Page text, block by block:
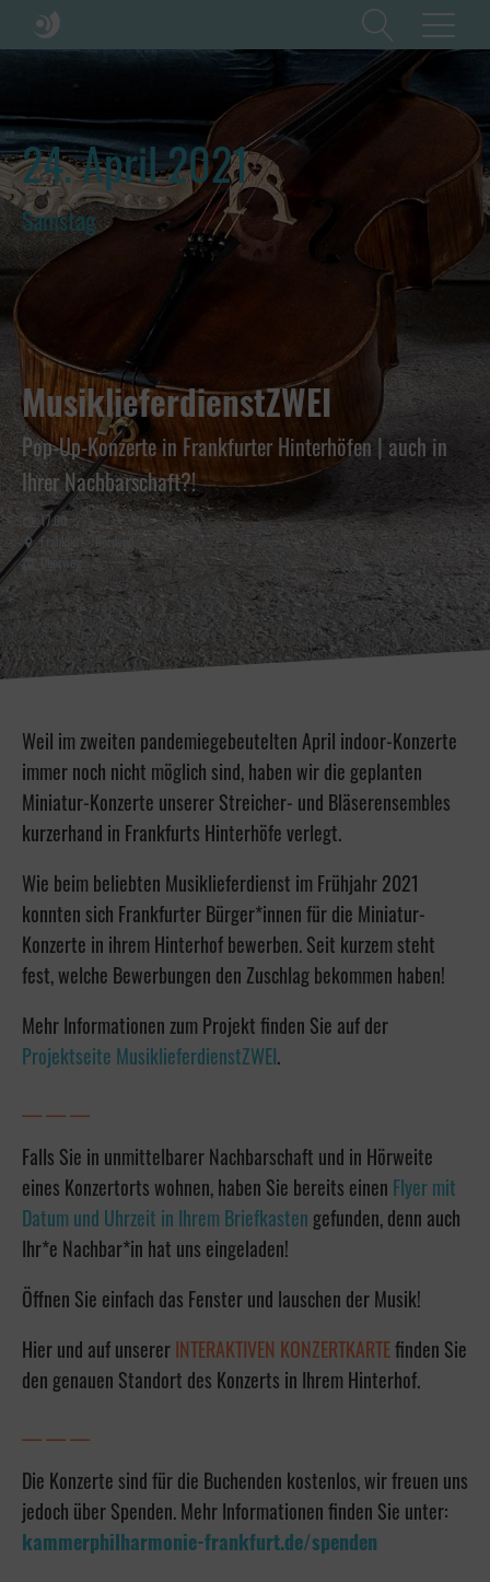
24. April 2021
Samstag
MusiklieferdienstZWEI
Pop-Up-Konzerte in Frankfurter Hinterhöfen | auch in
Ihrer Nachbarschaft?!
17:00
Frankfurt - Nordend
Oberweg
Weil im zweiten pandemiegebeutelten April indoor-Konzerte
immer noch nicht möglich sind, haben wir die geplanten
Miniatur-Konzerte unserer Streicher- und Bläserensembles
kurzerhand in Frankfurts Hinterhöfe verlegt.
Wie beim beliebten Musiklieferdienst im Frühjahr 2021
konnten sich Frankfurter Bürger*innen für die Miniatur-
Konzerte in ihrem Hinterhof bewerben. Seit kurzem steht
fest, welche Bewerbungen den Zuschlag bekommen haben!
Mehr Informationen zum Projekt finden Sie auf der
Projektseite MusiklieferdienstZWEI.
Falls Sie in unmittelbarer Nachbarschaft und in Hörweite
eines Konzertorts wohnen, haben Sie bereits einen Flyer mit
Datum und Uhrzeit in Ihrem Briefkasten gefunden, denn auch
Ihr*e Nachbar*in hat uns eingeladen!
Öffnen Sie einfach das Fenster und lauschen der Musik!
Hier und auf unsererINTERAKTIVEN KONZERTKARTEfinden Sie
den genauen Standort des Konzerts in Ihrem Hinterhof.
Die Konzerte sind für die Buchenden kostenlos, wir freuen uns
jedoch über Spenden. Mehr Informationen finden Sie unter:
kammerphilharmonie-frankfurt.de/spenden